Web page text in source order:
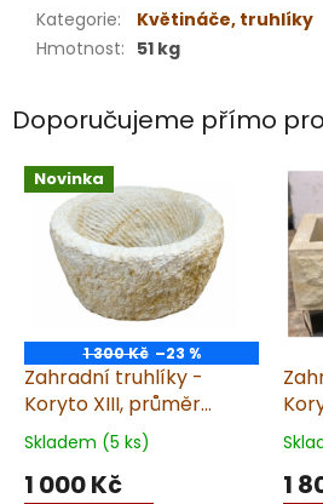
Kategorie:
Květináče, truhlíky
Hmotnost: 51 kg
Doporučujeme přímo
Novinka
1 300 Kč –23 %
Zahradní truhlíky -
Koryto XIII, průměr
28cm, 10kg, pískovec
Skladem (5 ks)
1 000 Kč 1